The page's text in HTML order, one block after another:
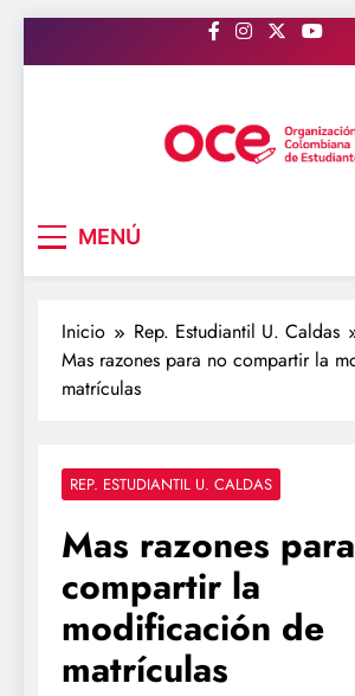
al
MENÚ
Inicio
Rep. Estudiantil U. Caldas
Mas razones para no compartir la
matrículas
REP. ESTUDIANTIL U. CALDAS
Mas razones
compartir la
modificación de
matrículas